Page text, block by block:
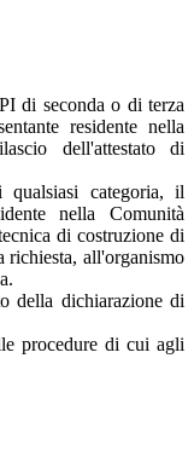
di seconda o di terza
residente nella
dell'attestato di
categoria, il
nella Comunità
di costruzione di
all'organismo
della dichiarazione di
procedure di cui agli